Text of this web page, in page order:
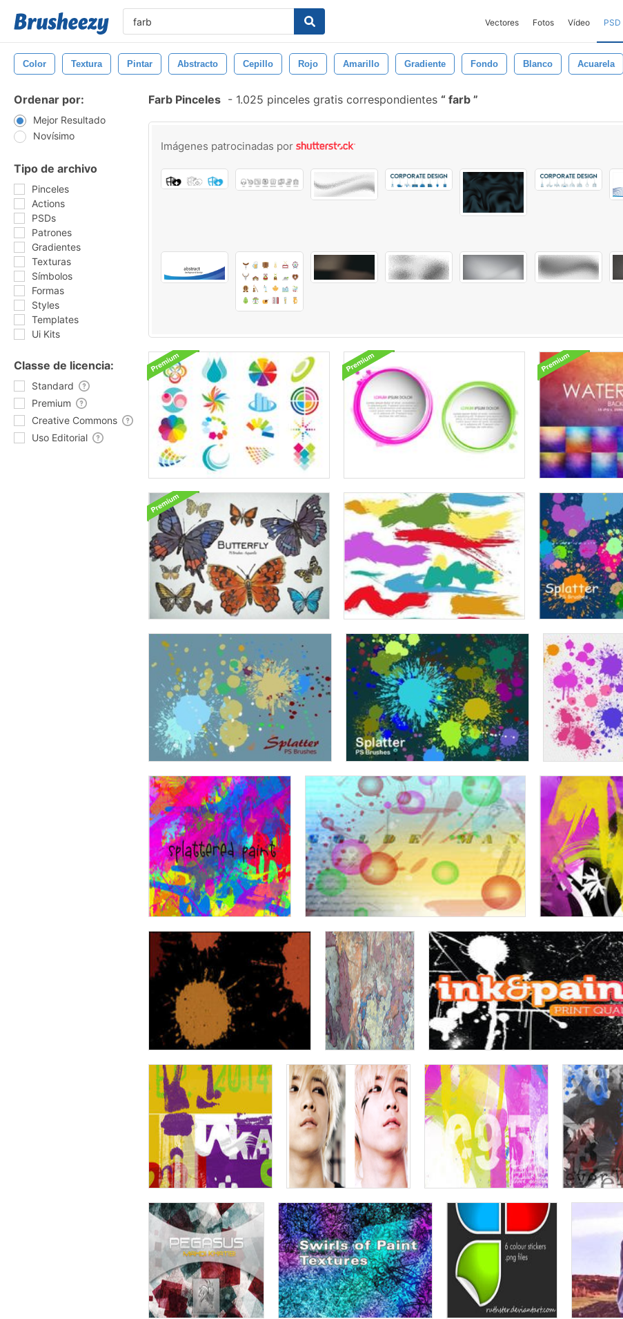
Vectores Fotos Vídeo PSD
Color Textura Pintar Abstracto Cepillo Rojo Amarillo Gradiente Fondo Blanco Acuarela
Ordenar por:
Mejor Resultado
Novísimo
Tipo de archivo
Pinceles
Actions
PSDs
Patrones
Gradientes
Texturas
Símbolos
Formas
Styles
Templates
Ui Kits
Classe de licencia:
Standard
Premium
Creative Commons
Uso Editorial
Farb Pinceles - 1.025 pinceles gratis correspondientes farb
Imágenes patrocinadas por